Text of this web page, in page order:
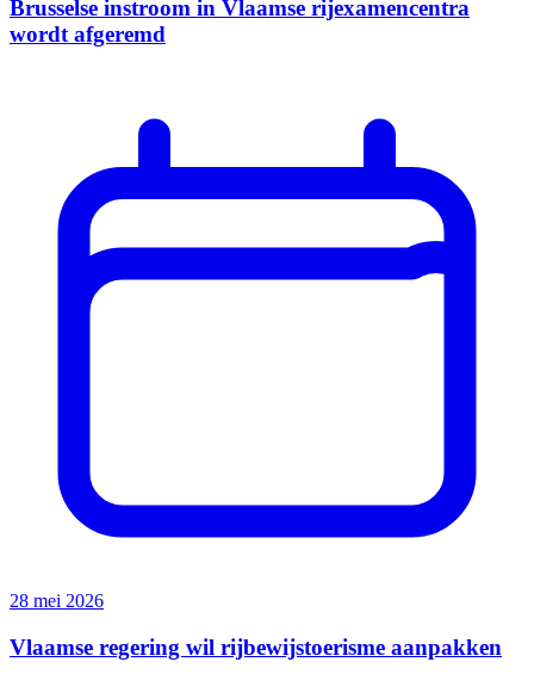
Brusselse instroom in Vlaamse rijexamencentra
wordt afgeremd
28 mei 2026
Vlaamse regering wil rijbewijstoerisme aanpakken